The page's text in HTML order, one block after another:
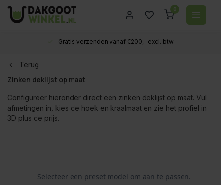
0
Gratis verzenden vanaf €200,- excl. btw
Terug
Zinken deklijst op maat
Configureer hieronder direct een zinken deklijst op maat. Vul
afmetingen in, kies de hoek en kraalmaat en zie het profiel in
3D plus de prijs.